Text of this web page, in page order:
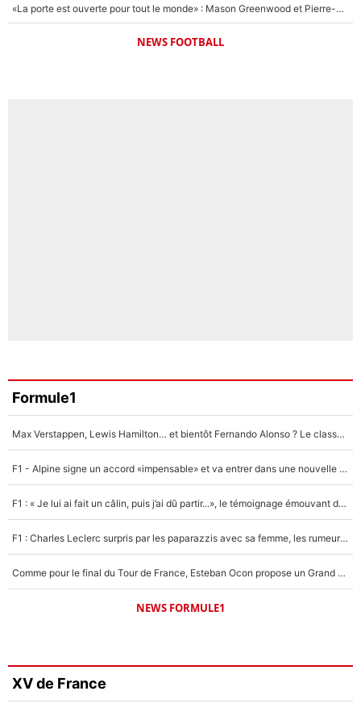
«La porte est ouverte pour tout le monde» : Mason Greenwood et Pierre-Emerick Aubameyang ont quitté l'OM, Amine Gouiri balance sur la suite du mercato et sur la réaction du vestiaire !
NEWS FOOTBALL
Formule1
Max Verstappen, Lewis Hamilton… et bientôt Fernando Alonso ? Le classement des pilotes les mieux payés en Formule 1 risque de changer !
F1 - Alpine signe un accord «impensable» et va entrer dans une nouvelle dimension : Grande nouvelle pour Pierre Gasly !
F1 : « Je lui ai fait un câlin, puis j’ai dû partir...», le témoignage émouvant de Max Verstappen sur sa fille
F1 : Charles Leclerc surpris par les paparazzis avec sa femme, les rumeurs étaient vraies !
Comme pour le final du Tour de France, Esteban Ocon propose un Grand Prix de Formule 1 à Paris : «Autour de l’Arc de Triomphe, ce serait génial» !
NEWS FORMULE1
XV de France